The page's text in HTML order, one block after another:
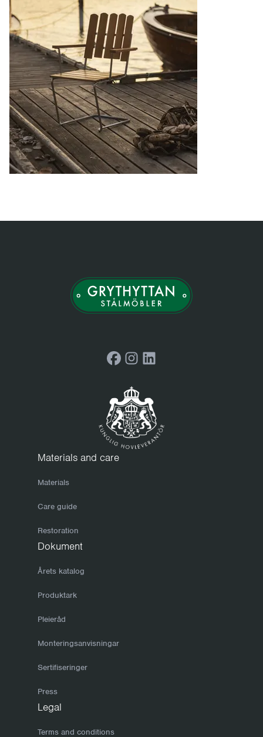
FacebookInstagramLinkedIn
Materials and care
Materials
Care guide
Restoration
Dokument
Årets katalog
Produktark
Pleieråd
Monteringsanvisningar
Sertifiseringer
Press
Legal
Terms and conditions